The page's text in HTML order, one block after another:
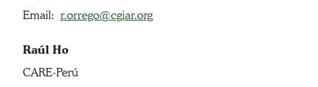
Email: r.orrego@cgiar.org
Raúl Ho
CARE-Perú